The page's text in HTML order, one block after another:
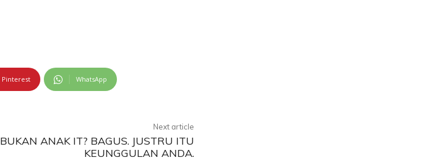
Pinterest WhatsApp
Next article
BUKAN ANAK IT? BAGUS. JUSTRU ITU
KEUNGGULAN ANDA.